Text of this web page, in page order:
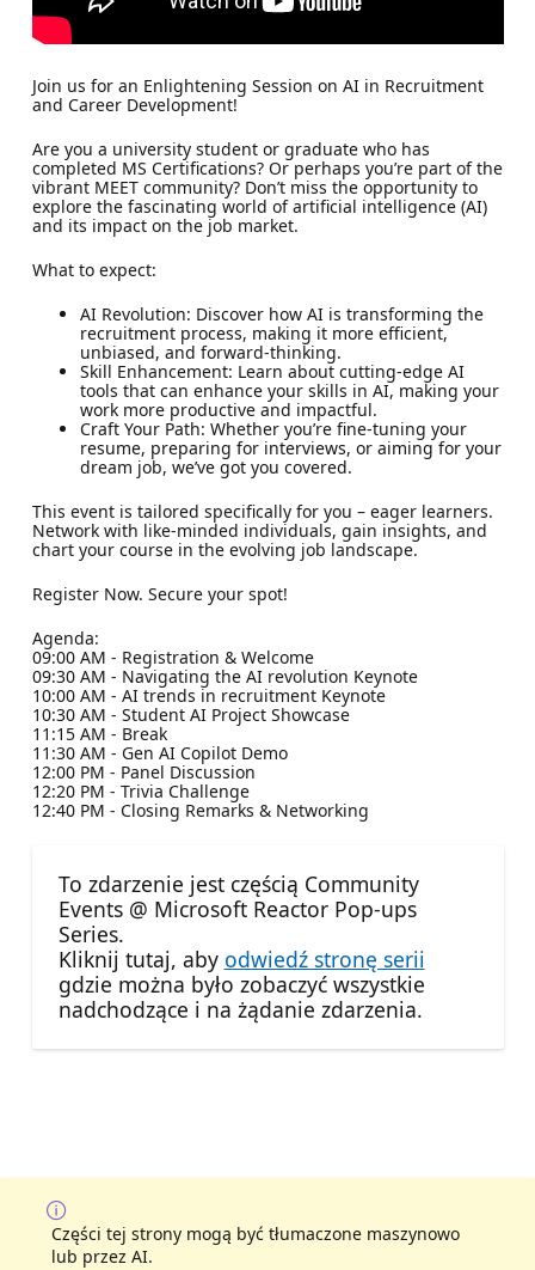
Join us for an Enlightening Session on AI in Recruitment
and Career Development!
Are you a university student or graduate who has
completed MS Certifications? Or perhaps you’re part of the
vibrant MEET community? Don’t miss the opportunity to
explore the fascinating world of artificial intelligence (AI)
and its impact on the job market.
What to expect:
AI Revolution: Discover how AI is transforming the
recruitment process, making it more efficient,
unbiased, and forward-thinking.
Skill Enhancement: Learn about cutting-edge AI
tools that can enhance your skills in AI, making your
work more productive and impactful.
Craft Your Path: Whether you’re fine-tuning your
resume, preparing for interviews, or aiming for your
dream job, we’ve got you covered.
This event is tailored specifically for you – eager learners.
Network with like-minded individuals, gain insights, and
chart your course in the evolving job landscape.
Register Now. Secure your spot!
Agenda:
09:00 AM - Registration & Welcome
09:30 AM - Navigating the AI revolution Keynote
10:00 AM - AI trends in recruitment Keynote
10:30 AM - Student AI Project Showcase
11:15 AM - Break
11:30 AM - Gen AI Copilot Demo
12:00 PM - Panel Discussion
12:20 PM - Trivia Challenge
12:40 PM - Closing Remarks & Networking
To zdarzenie jest częścią Community
Events @ Microsoft Reactor Pop-ups
Series.
Kliknij tutaj, aby odwiedź stronę serii
gdzie można było zobaczyć wszystkie
nadchodzące i na żądanie zdarzenia.
Części tej strony mogą być tłumaczone maszynowo
lub przez AI.